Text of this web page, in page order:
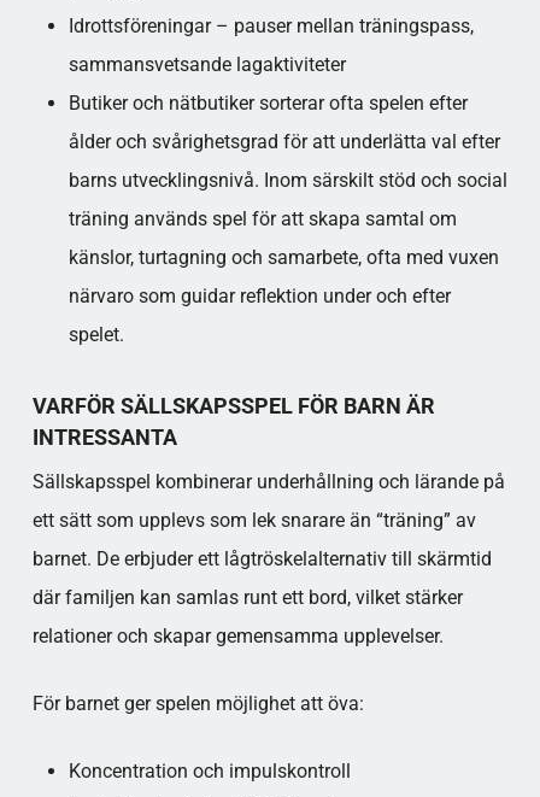
Idrottsföreningar – pauser mellan träningspass,
sammansvetsande lagaktiviteter​
Butiker och nätbutiker sorterar ofta spelen efter
ålder och svårighetsgrad för att underlätta val efter
barns utvecklingsnivå. Inom särskilt stöd och social
träning används spel för att skapa samtal om
känslor, turtagning och samarbete, ofta med vuxen
närvaro som guidar reflektion under och efter
spelet.​
VARFÖR SÄLLSKAPSSPEL FÖR BARN ÄR
INTRESSANTA
Sällskapsspel kombinerar underhållning och lärande på
ett sätt som upplevs som lek snarare än “träning” av
barnet. De erbjuder ett lågtröskelalternativ till skärmtid
där familjen kan samlas runt ett bord, vilket stärker
relationer och skapar gemensamma upplevelser.​
För barnet ger spelen möjlighet att öva:
Koncentration och impulskontroll